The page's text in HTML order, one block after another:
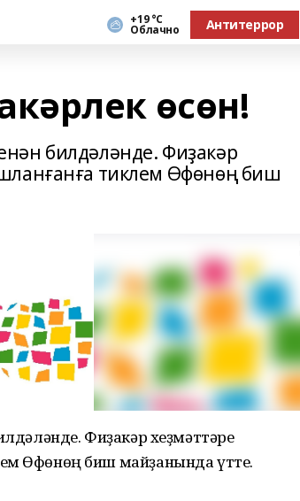
+19 °С
Облачно Антитеррор
өсөн!
билдәләнде. Фиҙакәр
тиклем Өфөнөң биш
Фиҙакәр хеҙмәттәре
Өфөнөң биш майҙанында үтте.